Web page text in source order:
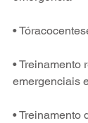
•
• Treinamento
emergenciais
• Treinamento